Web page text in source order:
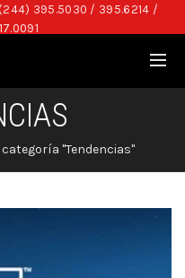
395.5030 / 395.6214 /
"Tendencias"